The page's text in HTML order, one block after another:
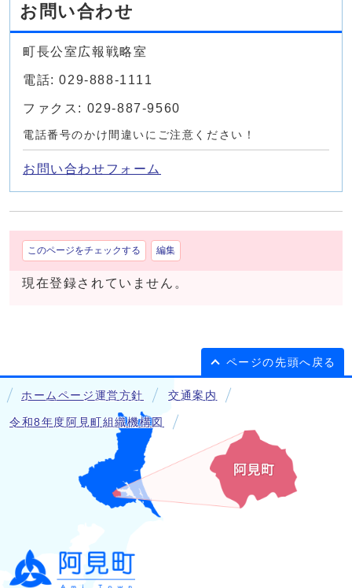
お問い合わせ
町長公室広報戦略室
電話: 029-888-1111
ファクス: 029-887-9560
電話番号のかけ間違いにご注意ください！
お問い合わせフォーム
このページをチェックする 編集
現在登録されていません。
ページの先頭へ戻る
ホームページ運営方針 交通案内
令和8年度阿見町組織機構図